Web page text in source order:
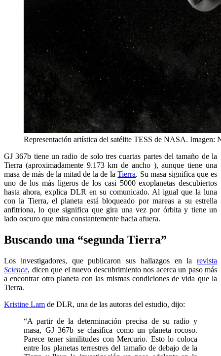
Representación artística del satélite TESS de NASA. Imagen:
GJ 367b tiene un radio de solo tres cuartas partes del tamaño de la
Tierra (aproximadamente 9.173 km de ancho ), aunque tiene una
masa de más de la mitad de la de laTierra. Su masa significa que es
uno de los más ligeros de los casi 5000 exoplanetas descubiertos
hasta ahora, explica DLR en su comunicado. Al igual que la luna
con la Tierra, el planeta está bloqueado por mareas a su estrella
anfitriona, lo que significa que gira una vez por órbita y tiene un
lado oscuro que mira constantemente hacia afuera.
Buscando una “segunda Tierra”
Los investigadores, que publicaron sus hallazgos en la revista
Science, dicen que el nuevo descubrimiento nos acerca un paso más
a encontrar otro planeta con las mismas condiciones de vida que la
Tierra.
Kristine Lam de DLR, una de las autoras del estudio, dijo:
“A partir de la determinación precisa de su radio y
masa, GJ 367b se clasifica como un planeta rocoso.
Parece tener similitudes con Mercurio. Esto lo coloca
entre los planetas terrestres del tamaño de debajo de la